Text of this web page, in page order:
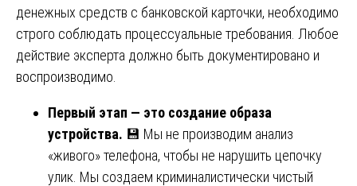
денежных средств с банковской карточки, необходимо
строго соблюдать процессуальные требования. Любое
действие эксперта должно быть документировано и
воспроизводимо.
Первый этап — это создание образа
устройства. 💾 Мы не производим анализ
«живого» телефона, чтобы не нарушить цепочку
улик. Мы создаем криминалистически чистый